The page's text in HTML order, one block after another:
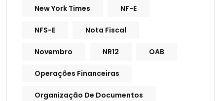
New York Times NF-E
NFS-E Nota Fiscal
Novembro NR12 OAB
Operações Financeiras
Organização De Documentos